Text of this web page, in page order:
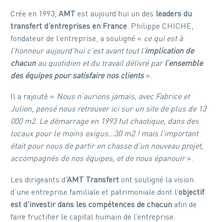
Crée en 1993, AMT est aujourd’hui un des leaders du
transfert d’entreprises en France. Philippe CHICHE,
fondateur de l’entreprise, a souligné « ce qui est à
l’honneur aujourd’hui c’est avant tout l’implication de
chacunau quotidien et du travail délivré par l’ensemble
des équipes pour satisfaire nos clients».
Il a rajouté « Nous n’aurions jamais, avec Fabrice et
Julien, pensé nous retrouver ici sur un site de plus de 13
000 m2. Le démarrage en 1993 fut chaotique, dans des
locaux pour le moins exigus…30 m2 ! mais l’important
était pour nous de partir en chasse d’un nouveau projet,
accompagnés de nos équipes, et de nous épanouir».
Les dirigeants d’AMT Transfert ont souligné la vision
d’une entreprise familiale et patrimoniale dont l’objectif
est d’investir dans les compétences de chacun afin de
faire fructifier le capital humain de l’entreprise.